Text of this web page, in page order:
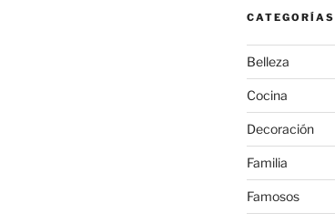
CATEGORÍAS
Belleza
Cocina
Decoración
Familia
Famosos